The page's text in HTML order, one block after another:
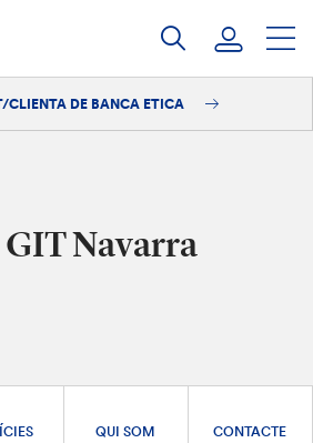
CLIENTA DE BANCA ETICA
GIT Navarra
QUI SOM CONTACTE